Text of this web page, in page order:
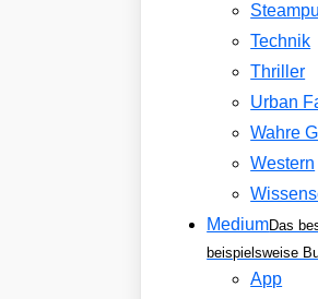
Technik
Thriller
Urban
Wahre
Western
MediumDas
beispielsweise
App